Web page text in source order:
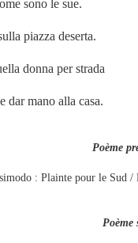
sono le sue.
piazza deserta.
donna per strada
dar mano alla casa.
Poème
: Plainte pour le Sud